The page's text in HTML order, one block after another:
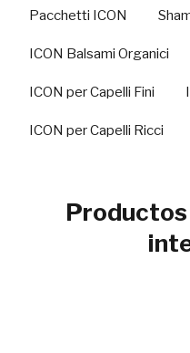
Pacchetti ICON
ICON Balsami Organici
ICON per Capelli Fini
ICON per Capelli Ricci